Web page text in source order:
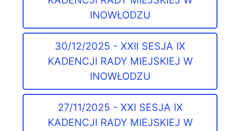
INOWŁODZU
30/12/2025 - XXII SESJA IX
KADENCJI RADY MIEJSKIEJ W
INOWŁODZU
27/11/2025 - XXI SESJA IX
KADENCJI RADY MIEJSKIEJ W